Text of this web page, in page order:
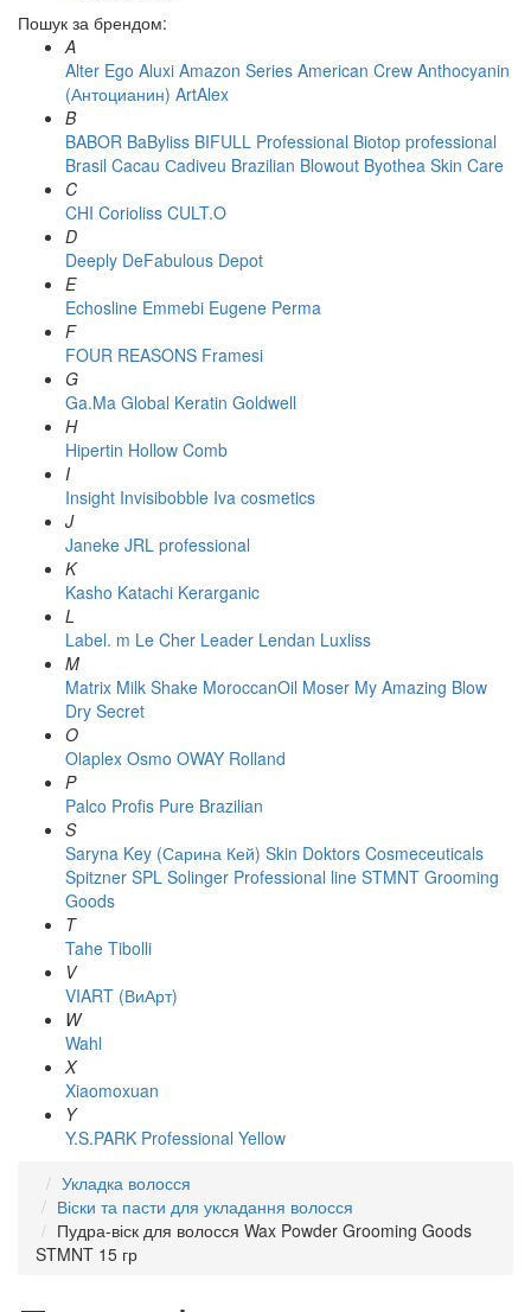
Пошук за брендом:
A
Alter Ego Aluxi Amazon Series American Crew Anthocyanin
(Антоцианин) ArtAlex
B
BABOR BaByliss BIFULL Professional Biotop professional
Brasil Cacau Сadiveu Brazilian Blowout Byothea Skin Care
C
CHI Corioliss CULT.O
D
Deeply DeFabulous Depot
E
Echosline Emmebi Eugene Perma
F
FOUR REASONS Framesi
G
Ga.Ma Global Keratin Goldwell
H
Hipertin Hollow Comb
I
Insight Invisibobble Iva cosmetics
J
Janeke JRL professional
K
Kasho Katachi Kerarganic
L
Label. m Le Cher Leader Lendan Luxliss
M
Matrix Milk Shake MoroccanOil Moser My Amazing Blow
Dry Secret
O
Olaplex Osmo OWAY Rolland
P
Palco Profis Pure Brazilian
S
Saryna Key (Сарина Кей) Skin Doktors Cosmeceuticals
Spitzner SPL Solinger Professional line STMNT Grooming
Goods
T
Tahe Tibolli
V
VIART (ВиАрт)
W
Wahl
X
Xiaomoxuan
Y
Y.S.PARK Professional Yellow
Укладка волосся
Віски та пасти для укладання волосся
Пудра-віск для волосся Wax Powder Grooming Goods
STMNT 15 гр